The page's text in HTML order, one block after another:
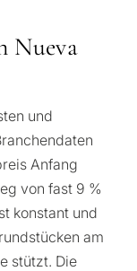
Nueva
und
Anfang
von fast 9 %
konstant und
am
stützt. Die
Mit dem Absenden
Sie die